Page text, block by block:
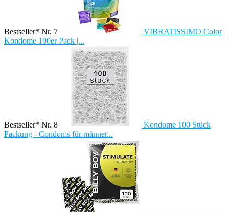
Bestseller* Nr. 7
VIBRATISSIMO Color
Kondome 100er Pack |...
Bestseller* Nr. 8
Kondome 100 Stück
Packung - Condoms für männer...